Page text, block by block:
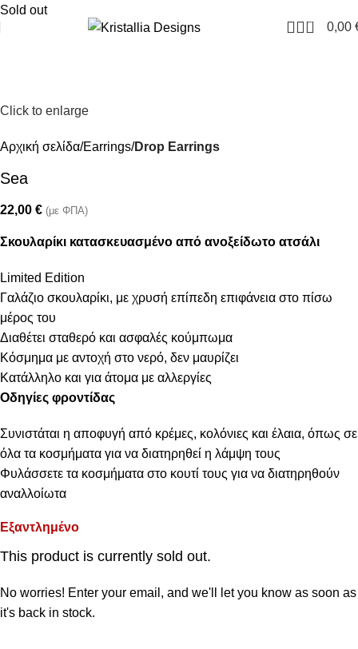
0 0,00
Sold out
Click to enlarge
Αρχική σελίδα Earrings Drop Earrings
Sea
22,00 € (με ΦΠΑ)
Σκουλαρίκι κατασκευασμένο από ανοξείδωτο ατσάλι
Limited Edition
Γαλάζιο σκουλαρίκι, με χρυσή επίπεδη επιφάνεια στο πίσω
μέρος του
Διαθέτει σταθερό και ασφαλές κούμπωμα
Κόσμημα με αντοχή στο νερό, δεν μαυρίζει
Κατάλληλο και για άτομα με αλλεργίες
Οδηγίες φροντίδας
Συνιστάται η αποφυγή από κρέμες, κολόνιες και έλαια, όπως σε
όλα τα κοσμήματα για να διατηρηθεί η λάμψη τους
Φυλάσσετε τα κοσμήματα στο κουτί τους για να διατηρηθούν
αναλλοίωτα
Εξαντλημένο
This product is currently sold out.
No worries! Enter your email, and we'll let you know as soon as
it's back in stock.